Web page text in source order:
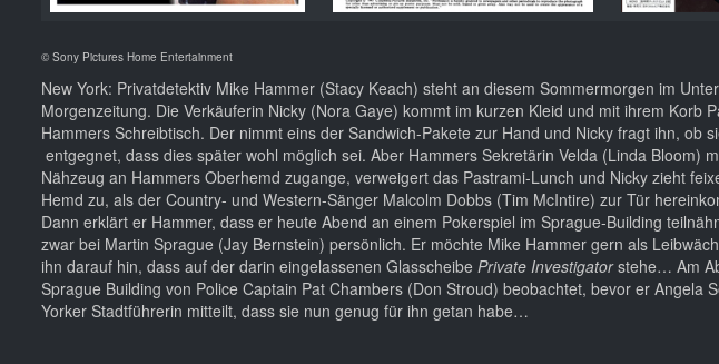
© Sony Pictures Home Entertainment
New York: Privatdetektiv Mike Hammer (Stacy Keach) steht an diesem Sommermorgen im
Morgenzeitung. Die Verkäuferin Nicky (Nora Gaye) kommt im kurzen Kleid und mit ihrem Korb
Hammers Schreibtisch. Der nimmt eins der Sandwich-Pakete zur Hand und Nicky fragt ihn, ob
entgegnet, dass dies später wohl möglich sei. Aber Hammers Sekretärin Velda (Linda Bloom)
Nähzeug an Hammers Oberhemd zugange, verweigert das Pastrami-Lunch und Nicky zieht
Hemd zu, als der Country- und Western-Sänger Malcolm Dobbs (Tim McIntire) zur Tür
Dann erklärt er Hammer, dass er heute Abend an einem Pokerspiel im Sprague-Building
zwar bei Martin Sprague (Jay Bernstein) persönlich. Er möchte Mike Hammer gern als
ihn darauf hin, dass auf der darin eingelassenen Glasscheibe Private Investigatorstehe… Am
Sprague Building von Police Captain Pat Chambers (Don Stroud) beobachtet, bevor er Angela
Yorker Stadtführerin mitteilt, dass sie nun genug für ihn getan habe…